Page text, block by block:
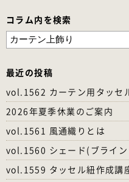
コラム内を検索
検
索:
最近の投稿
vol.1562 カーテン用タッセ
2026年夏季休業のご案内
vol.1561 風通織りとは
vol.1560 シェード(ブライン
vol.1559 タッセル紐作成講